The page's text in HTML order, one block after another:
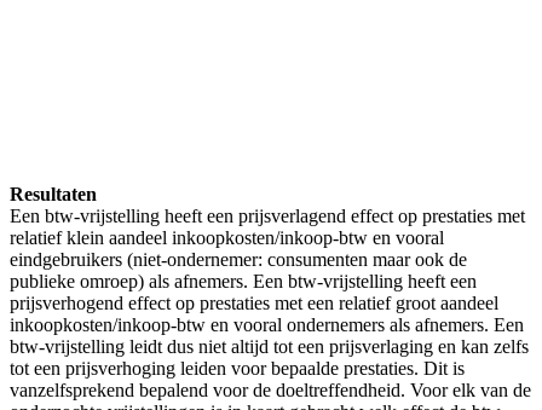
Resultaten
Een btw-vrijstelling heeft een prijsverlagend effect op prestaties met
relatief klein aandeel inkoopkosten/inkoop-btw en vooral
eindgebruikers (niet-ondernemer: consumenten maar ook de
publieke omroep) als afnemers. Een btw-vrijstelling heeft een
prijsverhogend effect op prestaties met een relatief groot aandeel
inkoopkosten/inkoop-btw en vooral ondernemers als afnemers. Een
btw-vrijstelling leidt dus niet altijd tot een prijsverlaging en kan zelfs
tot een prijsverhoging leiden voor bepaalde prestaties. Dit is
vanzelfsprekend bepalend voor de doeltreffendheid. Voor elk van de